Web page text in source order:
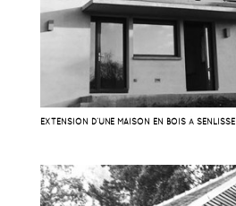
EXTENSION D’UNE MAISON EN BOIS À SENLISSE